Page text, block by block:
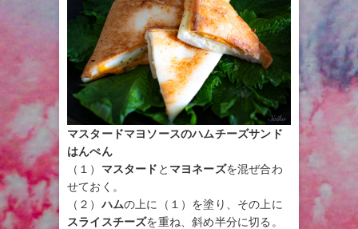
マスタードマヨソースのハムチーズサンド
はんぺん
（１） マスタード と マヨネーズを混ぜ合わ
せておく。
（２）ハムの上に（１）を塗り、その上に
スライスチーズを重ね、斜め半分に切る。